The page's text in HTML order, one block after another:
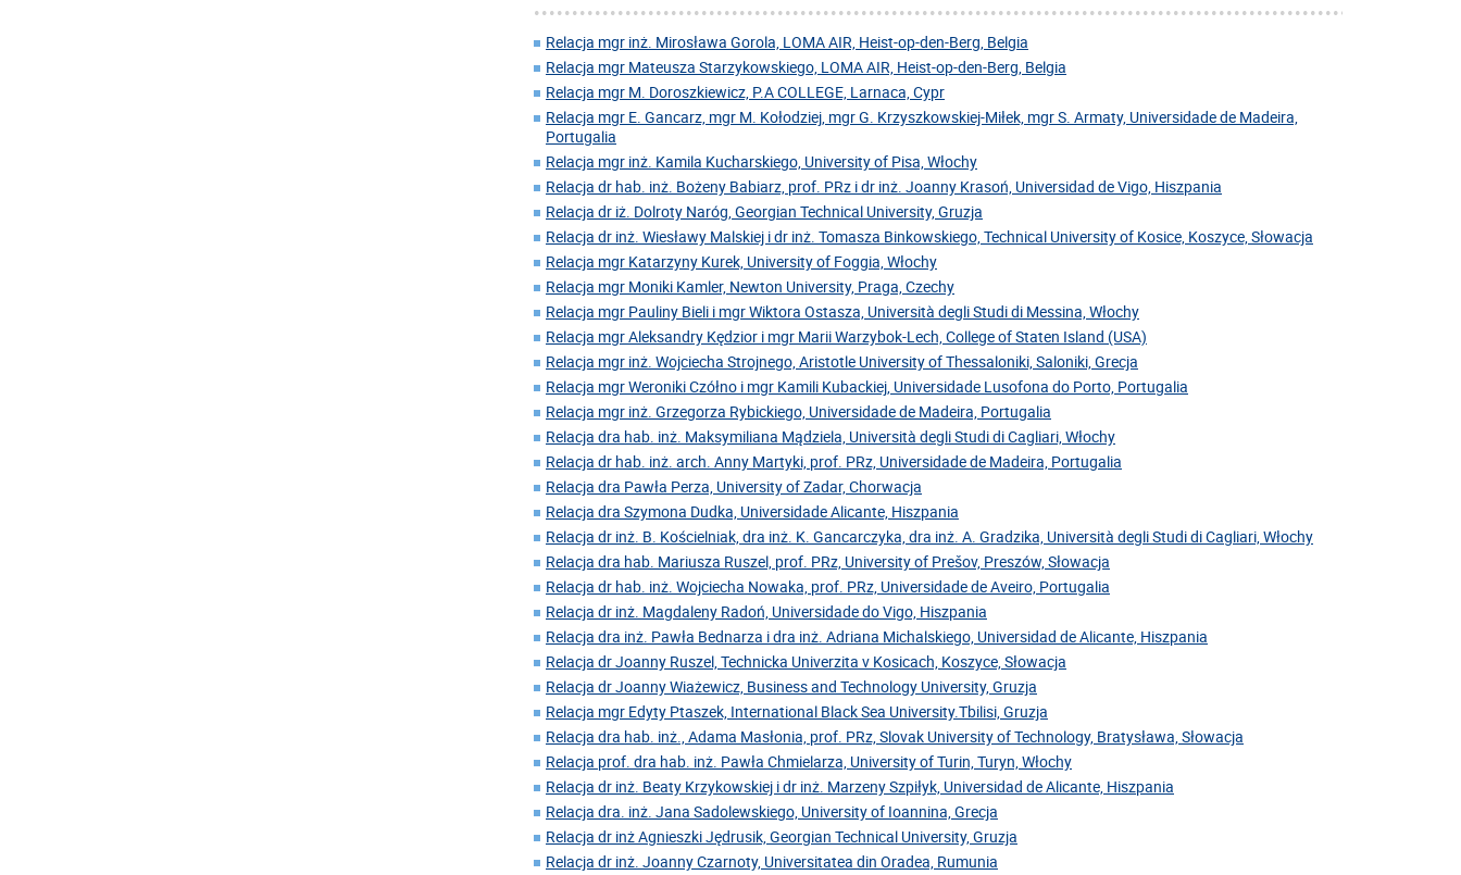
Relacja mgr inż. Mirosława Gorola, LOMA AIR, Heist-op-den-Berg, Belgia
Relacja mgr Mateusza Starzykowskiego, LOMA AIR, Heist-op-den-Berg, Belgia
Relacja mgr M. Doroszkiewicz, P.A COLLEGE, Larnaca, Cypr
Relacja mgr E. Gancarz, mgr M. Kołodziej, mgr G. Krzyszkowskiej-Miłek, mgr S. Armaty, Universidade de Madeira,
Portugalia
Relacja mgr inż. Kamila Kucharskiego, University of Pisa, Włochy
Relacja dr hab. inż. Bożeny Babiarz, prof. PRz i dr inż. Joanny Krasoń, Universidad de Vigo, Hiszpania
Relacja dr iż. Dolroty Naróg, Georgian Technical University, Gruzja
Relacja dr inż. Wiesławy Malskiej i dr inż. Tomasza Binkowskiego, Technical University of Kosice, Koszyce, Słowacja
Relacja mgr Katarzyny Kurek, University of Foggia, Włochy
Relacja mgr Moniki Kamler, Newton University, Praga, Czechy
Relacja mgr Pauliny Bieli i mgr Wiktora Ostasza, Università degli Studi di Messina, Włochy
Relacja mgr Aleksandry Kędzior i mgr Marii Warzybok-Lech, College of Staten Island (USA)
Relacja mgr inż. Wojciecha Strojnego, Aristotle University of Thessaloniki, Saloniki, Grecja
Relacja mgr Weroniki Czółno i mgr Kamili Kubackiej, Universidade Lusofona do Porto, Portugalia
Relacja mgr inż. Grzegorza Rybickiego, Universidade de Madeira, Portugalia
Relacja dra hab. inż. Maksymiliana Mądziela, Università degli Studi di Cagliari, Włochy
Relacja dr hab. inż. arch. Anny Martyki, prof. PRz, Universidade de Madeira, Portugalia
Relacja dra Pawła Perza, University of Zadar, Chorwacja
Relacja dra Szymona Dudka, Universidade Alicante, Hiszpania
Relacja dr inż. B. Kościelniak, dra inż. K. Gancarczyka, dra inż. A. Gradzika, Università degli Studi di Cagliari, Włochy
Relacja dra hab. Mariusza Ruszel, prof. PRz, University of Prešov, Preszów, Słowacja
Relacja dr hab. inż. Wojciecha Nowaka, prof. PRz, Universidade de Aveiro, Portugalia
Relacja dr inż. Magdaleny Radoń, Universidade do Vigo, Hiszpania
Relacja dra inż. Pawła Bednarza i dra inż. Adriana Michalskiego, Universidad de Alicante, Hiszpania
Relacja dr Joanny Ruszel, Technicka Univerzita v Kosicach, Koszyce, Słowacja
Relacja dr Joanny Wiażewicz, Business and Technology University, Gruzja
Relacja mgr Edyty Ptaszek, International Black Sea University.Tbilisi, Gruzja
Relacja dra hab. inż., Adama Masłonia, prof. PRz, Slovak University of Technology, Bratysława, Słowacja
Relacja prof. dra hab. inż. Pawła Chmielarza, University of Turin, Turyn, Włochy
Relacja dr inż. Beaty Krzykowskiej i dr inż. Marzeny Szpiłyk, Universidad de Alicante, Hiszpania
Relacja dra. inż. Jana Sadolewskiego, University of Ioannina, Grecja
Relacja dr inż Agnieszki Jędrusik, Georgian Technical University, Gruzja
Relacja dr inż. Joanny Czarnoty, Universitatea din Oradea, Rumunia